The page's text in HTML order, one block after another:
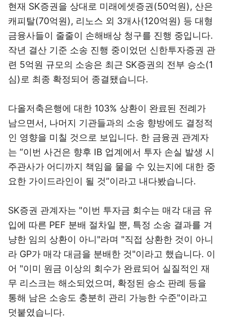
현재 SK증권을 상대로 미래에셋증권(50억원), 산은
캐피탈(70억원), 리노스 외 3개사(120억원) 등 대형
금융사들이 줄줄이 손해배상 청구를 진행 중입니다.
작년 결산 기준 소송 진행 중이었던 신한투자증권 관
련 5억원 규모의 소송은 최근 SK증권의 전부 승소(1
심)로 최종 확정되어 종결됐습니다.
다올저축은행에 대한 103% 상환이 완료된 전례가
남으면서, 나머지 기관들과의 소송 향방에도 결정적
인 영향을 미칠 것으로 보입니다. 한 금융권 관계자
는 “이번 사건은 향후 IB 업계에서 투자 손실 발생 시
주관사가 어디까지 책임을 물을 수 있는지에 대한 중
요한 가이드라인이 될 것”이라고 내다봤습니다.
SK증권 관계자는 "이번 투자금 회수는 매각 대금 유
입에 따른 PEF 분배 절차일 뿐, 특정 소송 결과를 겨
냥한 임의 상환이 아니"라며 "직접 상환한 것이 아니
라 GP가 매각 대금을 분배한 것"이라고 했습니다. 이
어 "이미 원금 이상의 회수가 완료되어 실질적인 재
무 리스크는 해소되었으며, 확정된 승소 판례 등을
통해 남은 소송도 충분히 관리 가능한 수준"이라고
덧붙였습니다.